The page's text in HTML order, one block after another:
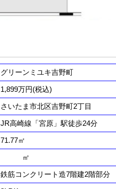
グリーンミユキ吉野町
1,899万円(税込)
さいたま市北区吉野町2丁目
JR高崎線「宮原」駅徒歩24分
71.77㎡
㎡
鉄筋コンクリート造7階建2階部分